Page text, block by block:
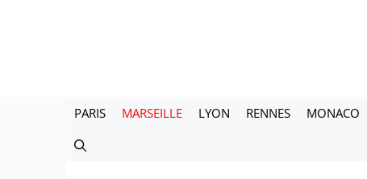
PARIS MARSEILLE LYON RENNES MONACO